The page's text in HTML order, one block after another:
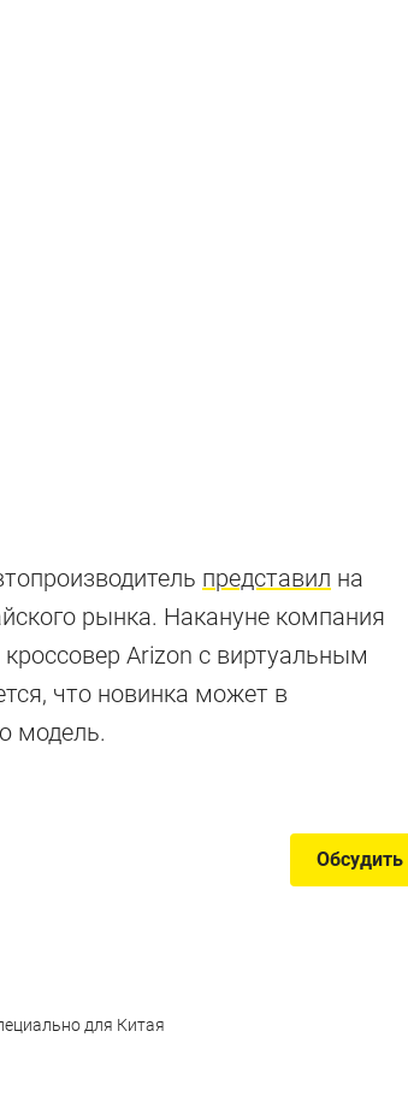
представил на
рынка. Накануне компания
Arizon c виртуальным
что новинка может в
модель.
не для
и электромобили, которые мы
Обсудить
для Китая